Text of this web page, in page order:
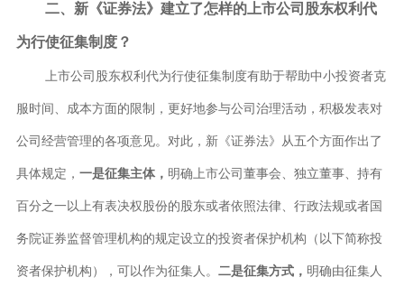
二、新《证券法》建立了怎样的上市公司股东权利代
为行使征集制度？
上市公司股东权利代为行使征集制度有助于帮助中小投资者克
服时间、成本方面的限制，更好地参与公司治理活动，积极发表对
公司经营管理的各项意见。对此，新《证券法》从五个方面作出了
具体规定， 一是征集主体， 明确上市公司董事会、独立董事、持有
百分之一以上有表决权股份的股东或者依照法律、行政法规或者国
务院证券监督管理机构的规定设立的投资者保护机构（以下简称投
资者保护机构），可以作为征集人。 二是征集方式， 明确由征集人